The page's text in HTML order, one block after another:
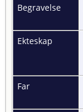
Begravelse
Ekteskap
Far